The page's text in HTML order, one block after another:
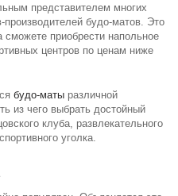
представителем многих
будо-матов. Это
сможете приобрести напольное
центров по ценам ниже
будо-маты различной
из чего выбрать достойный
клуба, развлекательного
уголка.